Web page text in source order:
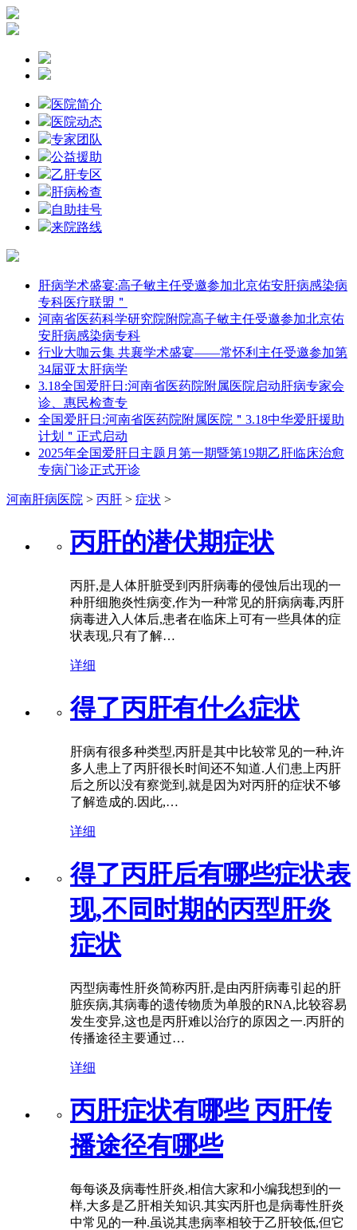
医院简介
医院动态
专家团队
公益援助
乙肝专区
肝病检查
自助挂号
来院路线
肝病学术盛宴:高子敏主任受邀参加北京佑安肝病感染病
专科医疗联盟＂
河南省医药科学研究院附院高子敏主任受邀参加北京佑
安肝病感染病专科
行业大咖云集 共襄学术盛宴——常怀利主任受邀参加第
34届亚太肝病学
3.18全国爱肝日:河南省医药院附属医院启动肝病专家会
诊、惠民检查专
全国爱肝日:河南省医药院附属医院＂3.18中华爱肝援助
计划＂正式启动
2025年全国爱肝日主题月第一期暨第19期乙肝临床治愈
专病门诊正式开诊
河南肝病医院 > 丙肝 > 症状 >
丙肝的潜伏期症状
丙肝,是人体肝脏受到丙肝病毒的侵蚀后出现的一
种肝细胞炎性病变,作为一种常见的肝病病毒,丙肝
病毒进入人体后,患者在临床上可有一些具体的症
状表现,只有了解…
详细
得了丙肝有什么症状
肝病有很多种类型,丙肝是其中比较常见的一种,许
多人患上了丙肝很长时间还不知道.人们患上丙肝
后之所以没有察觉到,就是因为对丙肝的症状不够
了解造成的.因此,…
详细
得了丙肝后有哪些症状表
现,不同时期的丙型肝炎
症状
丙型病毒性肝炎简称丙肝,是由丙肝病毒引起的肝
脏疾病,其病毒的遗传物质为单股的RNA,比较容易
发生变异,这也是丙肝难以治疗的原因之一.丙肝的
传播途径主要通过…
详细
丙肝症状有哪些 丙肝传
播途径有哪些
每每谈及病毒性肝炎,相信大家和小编我想到的一
样,大多是乙肝相关知识.其实丙肝也是病毒性肝炎
中常见的一种.虽说其患病率相较于乙肝较低,但它